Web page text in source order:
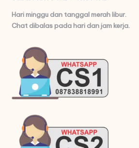
Hari minggu dan tanggal merah libur.
Chat dibalas pada hari dan jam kerja.